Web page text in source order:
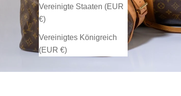
Vereinigte Staaten (EUR
€)
Vereinigtes Königreich
(EUR €)